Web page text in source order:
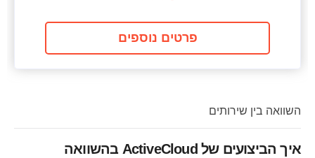
פרטים נוספים
השוואה בין שירותים
איך הביצועים של ActiveCloud בהשוואה